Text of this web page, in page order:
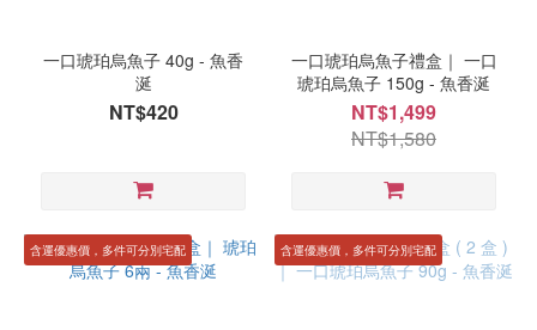
一口琥珀烏魚子 40g - 魚香
涎
NT$420
一口琥珀烏魚子禮盒｜ 一口
琥珀烏魚子 150g - 魚香涎
NT$1,499
NT$1,580
含運優惠價，多件可分別宅配 含運優惠價，多件可分別宅配